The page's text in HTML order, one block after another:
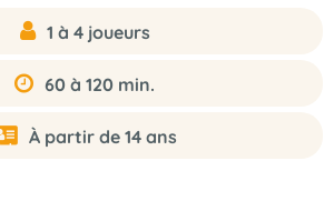
1 à 4 joueurs
60 à 120 min.
À partir de 14 ans